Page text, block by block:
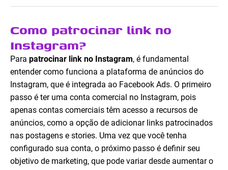
Como patrocinar link no
Instagram?
Para patrocinar link no Instagram, é fundamental
entender como funciona a plataforma de anúncios do
Instagram, que é integrada ao Facebook Ads. O primeiro
passo é ter uma conta comercial no Instagram, pois
apenas contas comerciais têm acesso a recursos de
anúncios, como a opção de adicionar links patrocinados
nas postagens e stories. Uma vez que você tenha
configurado sua conta, o próximo passo é definir seu
objetivo de marketing, que pode variar desde aumentar o